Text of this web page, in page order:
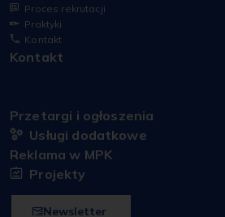
Proces rekrutacji
Praktyki
Kontakt
Kontakt
Przetargi i ogłoszenia
Usługi dodatkowe
Reklama w MPK
Projekty
Newsletter